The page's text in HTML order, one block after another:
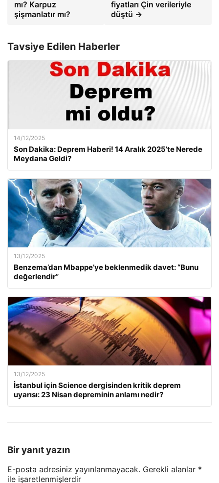
mı? Karpuz
şişmanlatır mı?
fiyatları Çin verileriyle
düştü →
Tavsiye Edilen Haberler
14/12/2025
Son Dakika: Deprem Haberi! 14 Aralık 2025’te Nerede
Meydana Geldi?
13/12/2025
Benzema’dan Mbappe’ye beklenmedik davet: “Bunu
değerlendir”
13/12/2025
İstanbul için Science dergisinden kritik deprem
uyarısı: 23 Nisan depreminin anlamı nedir?
Bir yanıt yazın
E-posta adresiniz yayınlanmayacak. Gerekli alanlar *
ile işaretlenmişlerdir